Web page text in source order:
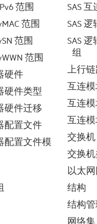
范围
范围
范围
范围
硬件
硬件类型
硬件迁移
配置文件
配置文件模
SAS
SAS
SAS
组
上行
互连
互连
互连
交换机
交换
以太
结构
结构
网络集